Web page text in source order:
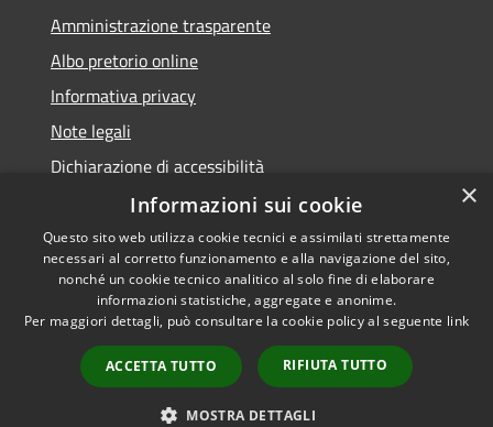
Amministrazione trasparente
Albo pretorio online
Informativa privacy
Note legali
Dichiarazione di accessibilità
Accessibilità
Privacy
Mappa del sito
Copyright © 2026 • Comune di
Cerro al Lambro • Powered by
Municipium•Accesso
redazione
×
Informazioni sui cookie
Questo sito web utilizza cookie tecnici e assimilati strettamente
necessari al corretto funzionamento e alla navigazione del sito,
nonché un cookie tecnico analitico al solo fine di elaborare
informazioni statistiche, aggregate e anonime.
Per maggiori dettagli, può consultare la cookie policy al seguente link
ACCETTA TUTTO RIFIUTA TUTTO
MOSTRA DETTAGLI